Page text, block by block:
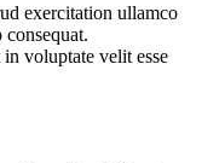
exercitation ullamco
voluptate velit esse